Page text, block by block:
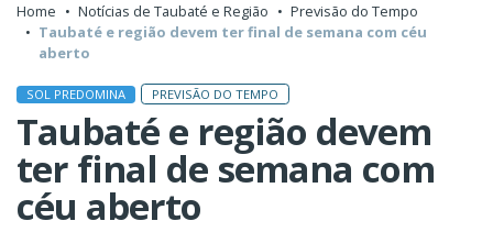
Home Notícias de Taubaté e Região
Previsão do Tempo
Taubaté e região devem ter final de semana com céu
aberto
SOL PREDOMINA PREVISÃO DO TEMPO
Taubaté e região devem
ter final de semana com
céu aberto